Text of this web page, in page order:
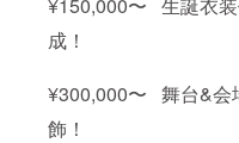
成！
¥300,000〜 舞台&会
飾！